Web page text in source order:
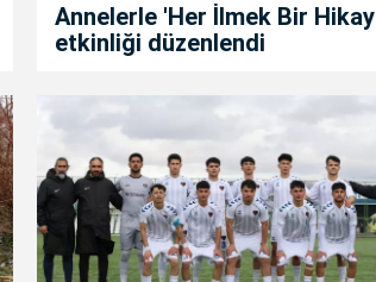
Annelerle 'Her İlmek Bir
etkinliği düzenlendi